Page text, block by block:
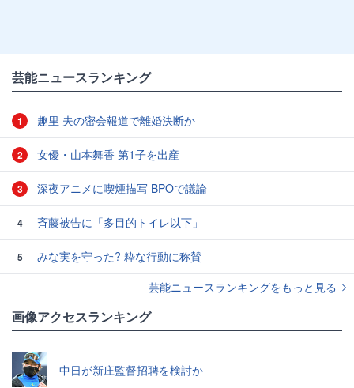
芸能ニュースランキング
1 趣里 夫の密会報道で離婚決断か
2 女優・山本舞香 第1子を出産
3 深夜アニメに喫煙描写 BPOで議論
4 斉藤被告に「多目的トイレ以下」
5
みな実を守った? 粋な行動に称賛
芸能ニュースランキングをもっと見る
画像アクセスランキング
中日が新庄監督招聘を検討か